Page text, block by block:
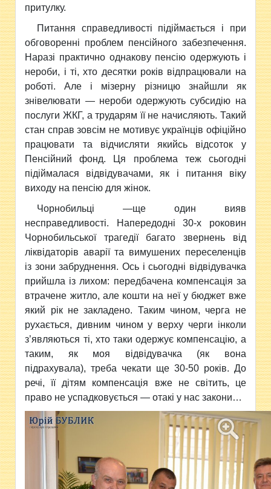
притулку.
Питання справедливості підіймається і при
обговоренні проблем пенсійного забезпечення.
Наразі практично однакову пенсію одержують і
нероби, і ті, хто десятки років відпрацювали на
роботі. Але і мізерну різницю знайшли як
знівелювати — нероби одержують субсидію на
послуги ЖКГ, а трударям її не начисляють. Такий
стан справ зовсім не мотивує українців офіційно
працювати та відчисляти якийсь відсоток у
Пенсійний фонд. Ця проблема теж сьогодні
підіймалася відвідувачами, як і питання віку
виходу на пенсію для жінок.
Чорнобильці —ще один вияв
несправедливості. Напередодні 30-х роковин
Чорнобильської трагедії багато звернень від
ліквідаторів аварії та вимушених переселенців
із зони забруднення. Ось і сьогодні відвідувачка
прийшла із лихом: передбачена компенсація за
втрачене житло, але кошти на неї у бюджет вже
який рік не закладено. Таким чином, черга не
рухається, дивним чином у верху черги інколи
з’являються ті, хто таки одержує компенсацію, а
таким, як моя відвідувачка (як вона
підрахувала), треба чекати ще 30-50 років. До
речі, її дітям компенсація вже не світить, це
право не успадковується — отакі у нас закони…